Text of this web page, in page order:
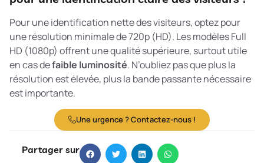
Pour une identification nette des visiteurs, optez pour
une résolution minimale de 720p (HD). Les modèles Full
HD (1080p) offrent une qualité supérieure, surtout utile
en cas defaible luminosité. N’oubliez pas que plus la
résolution est élevée, plus la bande passante nécessaire
est importante.
Une urgence ? Contactez-nous !
Partager sur